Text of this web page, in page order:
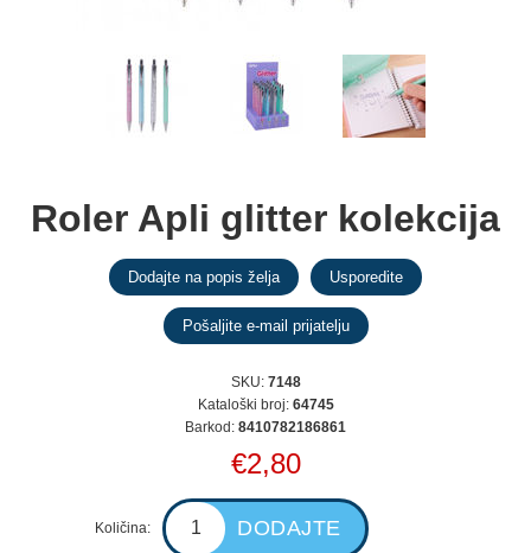
Roler Apli glitter kolekcija
SKU: 7148
Kataloški broj: 64745
Barkod: 8410782186861
€2,80
Količina: